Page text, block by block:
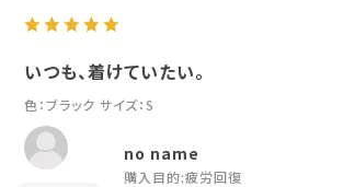
いつも、着けていたい。
色：ブラック サイズ：S
no name
購入目的:疲労回復